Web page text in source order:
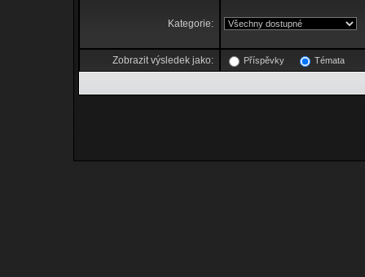
Kategorie:
Zobrazit výsledek jako: Příspěvky Témata